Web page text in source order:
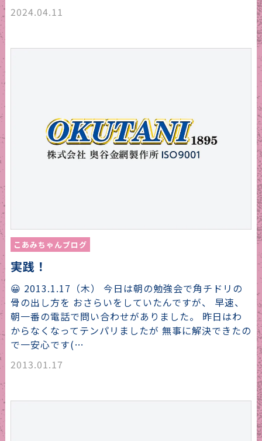
2024.04.11
こあみちゃんブログ
実践！
😀 2013.1.17（木） 今日は朝の勉強会で角チドリの
骨の出し方を おさらいをしていたんですが、 早速、
朝一番の電話で問い合わせがありました。 昨日はわ
からなくなってテンパリましたが 無事に解決できたの
で一安心です(…
2013.01.17